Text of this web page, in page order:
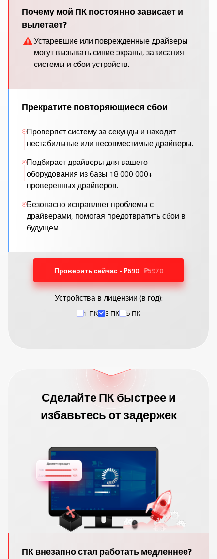
Почему мой ПК постоянно зависает и
вылетает?
Устаревшие или поврежденные драйверы
могут вызывать синие экраны, зависания
системы и сбои устройств.
Прекратите повторяющиеся сбои
Проверяет систему за секунды и находит
нестабильные или несовместимые драйверы.
Подбирает драйверы для вашего
оборудования из базы 18 000 000+
проверенных драйверов.
Безопасно исправляет проблемы с
драйверами, помогая предотвратить сбои в
будущем.
Проверить сейчас - ₽690 ₽5970
Устройства в лицензии (в год):
1 ПК 3 ПК 5 ПК
Сделайте ПК быстрее и
избавьтесь от задержек
ПК внезапно стал работать медленнее?